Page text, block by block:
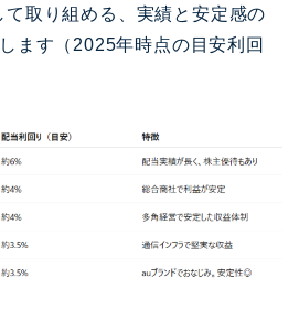
取り組める、実績と安定感の
ます（2025年時点の目安利回